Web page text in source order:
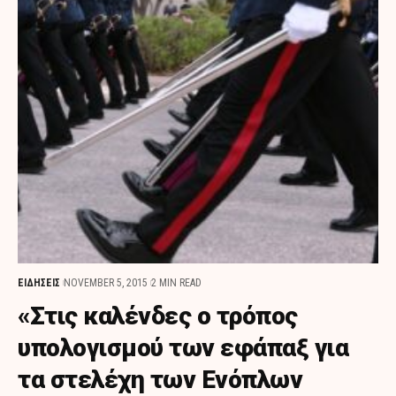
ΕΙΔΗΣΕΙΣ NOVEMBER 5, 2015 2 MIN READ
«Στις καλένδες ο τρόπος
υπολογισμού των εφάπαξ για
τα στελέχη των Ενόπλων